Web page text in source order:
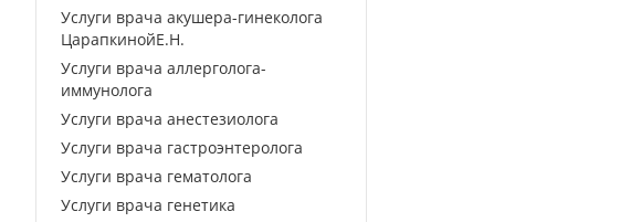
Услуги врача акушера-гинеколога
ЦарапкинойЕ.Н.
Услуги врача аллерголога-
иммунолога
Услуги врача анестезиолога
Услуги врача гастроэнтеролога
Услуги врача гематолога
Услуги врача генетика